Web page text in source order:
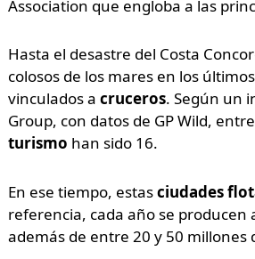
Association que engloba a las
Hasta el desastre del Costa
colosos de los mares en los
vinculados a cruceros. Según un
Group, con datos de GP Wild,
turismo han sido 16.
En ese tiempo, estasciudades
referencia, cada año se
además de entre 20 y 50 millones